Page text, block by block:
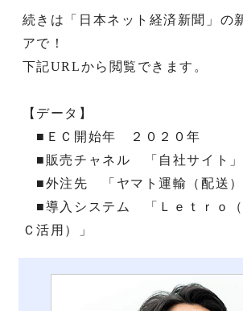
続きは「日本ネット経済新聞」の
アで！
下記URLから閲覧できます。
【データ】
■ＥＣ開始年 ２０２０年
■販売チャネル 「自社サイト」
■外注先 「ヤマト運輸（配送）
■導入システム 「Ｌｅｔｒｏ（
Ｃ活用）」